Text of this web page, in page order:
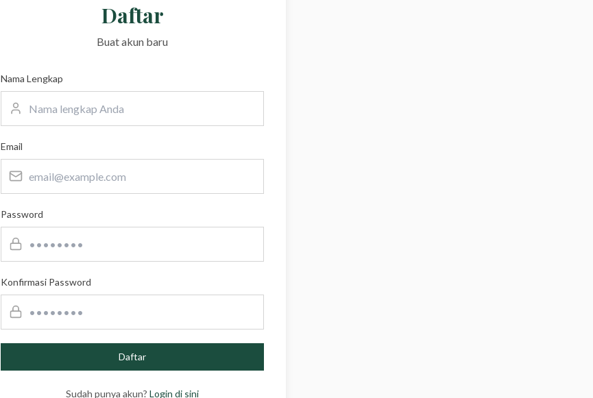
Daftar
Buat akun baru
Nama Lengkap
Email
Password
Konfirmasi Password
Daftar
Sudah punya akun? Login di sini